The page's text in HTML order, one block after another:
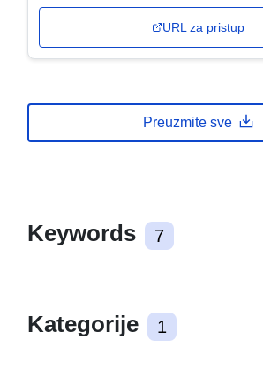
URL za pristup
Preuzmite sve
Keywords 7
Kategorije 1